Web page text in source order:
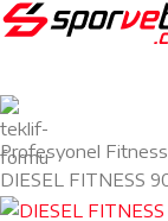
Profesyonel
DIESEL FITNESS